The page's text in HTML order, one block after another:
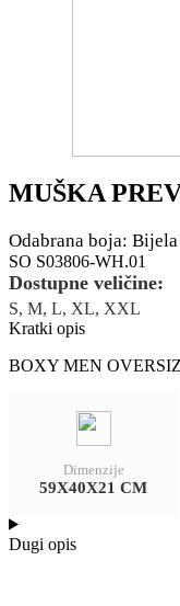
MUŠKA
Odabrana boja: Bijela
SO S03806-WH.01
Dostupne veličine:
S, M, L, XL, XXL
Kratki opis
BOXY MEN
Dimenzije
59X40X21 CM
Dugi opis